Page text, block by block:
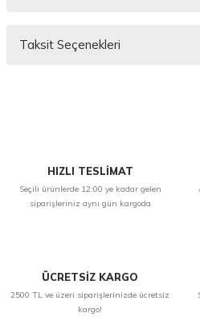
Taksit Seçenekleri
HIZLI TESLİMAT
Seçili ürünlerde 12:00 ye kadar gelen
siparişleriniz aynı gün kargoda
ÜCRETSİZ KARGO
2500 TL ve üzeri siparişlerinizde ücretsiz
kargo!